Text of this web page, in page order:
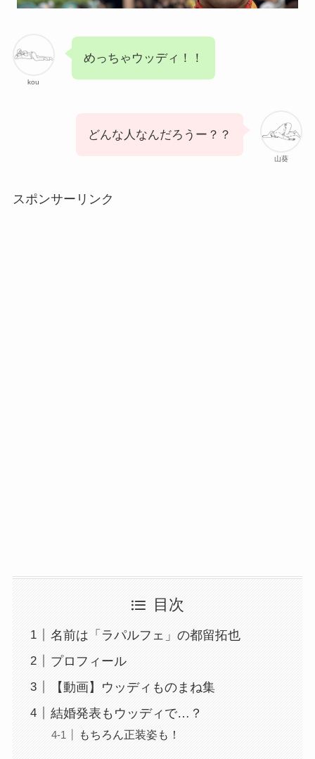
kou
めっちゃウッディ！！
山葵
どんな人なんだろうー？？
スポンサーリンク
目次
名前は「ラパルフェ」の都留拓也
プロフィール
【動画】ウッディものまね集
結婚発表もウッディで…？
もちろん正装姿も！